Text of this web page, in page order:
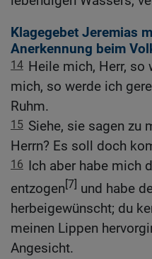
Klagegebet Jeremias
Anerkennung beim
14 Heile mich, Herr, so
mich, so werde ich
Ruhm.
15 Siehe, sie sagen zu
Herrn? Es soll doch
16 Ich aber habe mich
entzogen[7] und habe
herbeigewünscht; du
meinen Lippen
Angesicht.